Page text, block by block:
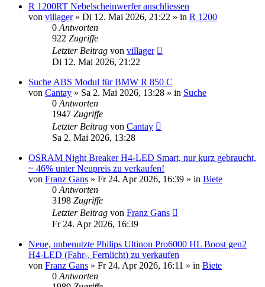
R 1200RT Nebelscheinwerfer anschliessen
von villager» Di 12. Mai 2026, 21:22 » in R 1200
0 Antworten
922 Zugriffe
Letzter Beitrag von villager
Di 12. Mai 2026, 21:22
Suche ABS Modul für BMW R 850 C
von Cantay » Sa 2. Mai 2026, 13:28 » in Suche
0 Antworten
1947 Zugriffe
Letzter Beitrag von Cantay
Sa 2. Mai 2026, 13:28
OSRAM Night Breaker H4-LED Smart, nur kurz gebraucht,
~ 46% unter Neupreis zu verkaufen!
von Franz Gans » Fr 24. Apr 2026, 16:39 » in Biete
0 Antworten
3198 Zugriffe
Letzter Beitrag von Franz Gans
Fr 24. Apr 2026, 16:39
Neue, unbenutzte Philips Ultinon Pro6000 HL Boost gen2
H4-LED (Fahr-, Fernlicht) zu verkaufen
von Franz Gans » Fr 24. Apr 2026, 16:11 » in Biete
0 Antworten